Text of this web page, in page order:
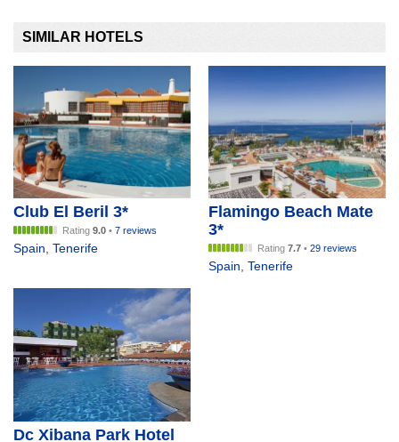
SIMILAR HOTELS
Club El Beril 3*
Rating 9.0 • 7 reviews
Spain, Tenerife
Flamingo Beach Mate
3*
Rating 7.7 • 29 reviews
Spain, Tenerife
Dc Xibana Park Hotel